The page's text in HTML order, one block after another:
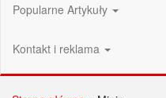
Popularne Artykuły
Kontakt i reklama